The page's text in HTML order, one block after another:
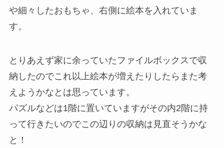
や細々したおもちゃ、右側に絵本を入れていま
す。
とりあえず家に余っていたファイルボックスで収
納したのでこれ以上絵本が増えたりしたらまた考
えようかなとは思っています。
パズルなどは1階に置いていますがその内2階に持
って行きたいのでこの辺りの収納は見直そうかな
と！